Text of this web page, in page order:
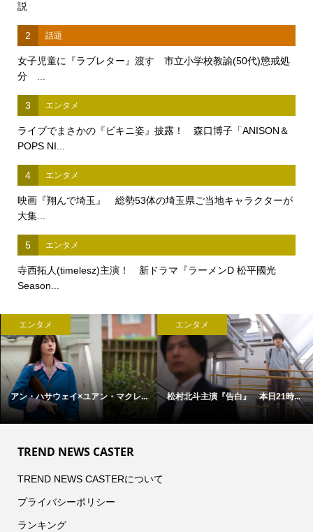
説
2 話題
女子児童に『ラブレター』渡す 市立小学校教諭(50代)懲戒処
分 ...
3 エンタメ
ライブでまさかの『ビキニ姿』披露！ 森口博子「ANISON＆
POPS NI...
4 エンタメ
映画『翔んで埼玉』 総勢53体の埼玉県ご当地キャラクターが
大集...
5 エンタメ
寺西拓人(timelesz)主演！ 新ドラマ『ラーメンD 松平國光
Season...
エンタメ
アン・ハサウェイ×ユアン・マクレ...
エンタメ
松村北斗主演『告白』 本日21時...
TREND NEWS CASTER
TREND NEWS CASTERについて
プライバシーポリシー
ランキング